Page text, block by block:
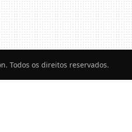
Todos os direitos reservados.